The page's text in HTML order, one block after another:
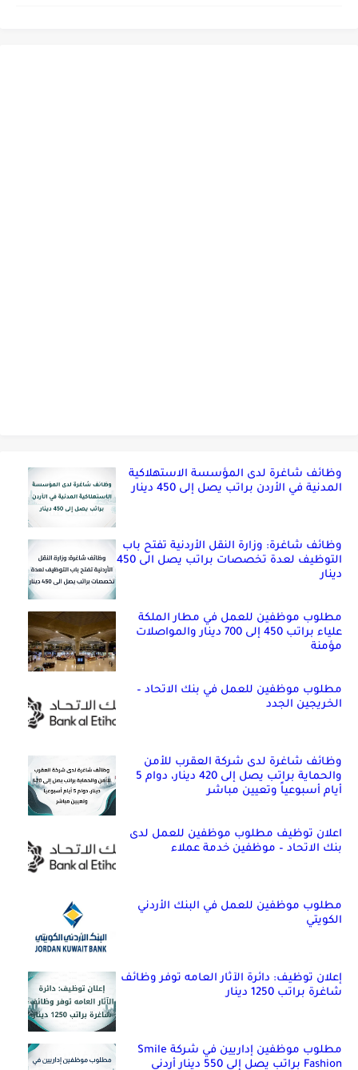
وظائف شاغرة لدى المؤسسة الاستهلاكية
المدنية في الأردن براتب يصل إلى 450 دينار
وظائف شاغرة: وزارة النقل الأردنية تفتح باب
التوظيف لعدة تخصصات براتب يصل الى 450
دينار
مطلوب موظفين للعمل في مطار الملكة
علياء براتب 450 إلى 700 دينار والمواصلات
مؤمنة
مطلوب موظفين للعمل في بنك الاتحاد –
الخريجين الجدد
وظائف شاغرة لدى شركة العقرب للأمن
والحماية براتب يصل إلى 420 دينار، دوام 5
أيام أسبوعياً وتعيين مباشر
اعلان توظيف مطلوب موظفين للعمل لدى
بنك الاتحاد – موظفين خدمة عملاء
مطلوب موظفين للعمل في البنك الأردني
الكويتي
إعلان توظيف: دائرة الآثار العامه توفر وظائف
شاغرة براتب 1250 دينار
مطلوب موظفين إداريين في شركة Smile
Fashion براتب يصل إلى 550 دينار أردني